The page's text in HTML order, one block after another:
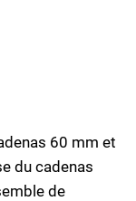
60 mm et
du cadenas
de